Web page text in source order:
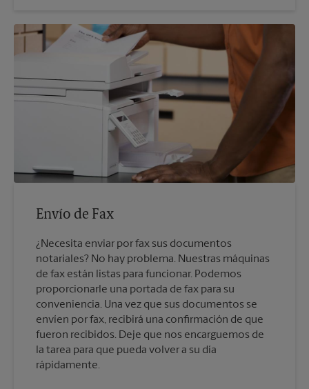
Envío de Fax
¿Necesita enviar por fax sus documentos
notariales? No hay problema. Nuestras máquinas
de fax están listas para funcionar. Podemos
proporcionarle una portada de fax para su
conveniencia. Una vez que sus documentos se
envíen por fax, recibirá una confirmación de que
fueron recibidos. Deje que nos encarguemos de
la tarea para que pueda volver a su día
rápidamente.